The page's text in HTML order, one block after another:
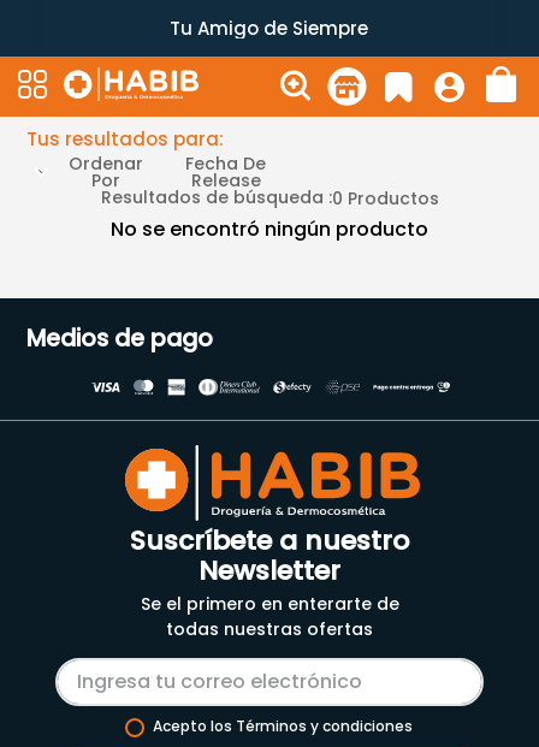
Tu Amigo de Siempre
Tus resultados para:
Ordenar
Por
Fecha De
Release
Resultados de búsqueda :0 Productos
No se encontró ningún producto
Medios de pago
Suscríbete a nuestro
Newsletter
Se el primero en enterarte de
todas nuestras ofertas
Acepto los Términos y condiciones